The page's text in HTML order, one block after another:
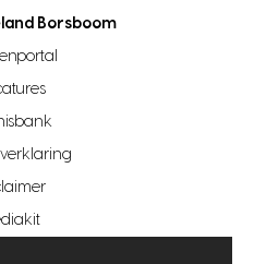
haag
Borsboom